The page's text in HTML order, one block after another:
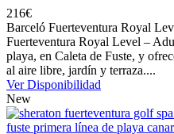
216€
Barceló Fuerteventura Royal
Fuerteventura Royal Level –
playa, en Caleta de Fuste, y
al aire libre, jardín y terraza....
Ver Disponibilidad
New